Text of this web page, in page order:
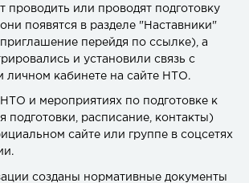
проводить или проводят подготовку
появятся в разделе "Наставники"
перейдя по ссылке), а
и установили связь с
личном кабинете на сайте НТО.
и мероприятиях по подготовке к
подготовки, расписание, контакты)
сайте или группе в соцсетях
созданы нормативные документы